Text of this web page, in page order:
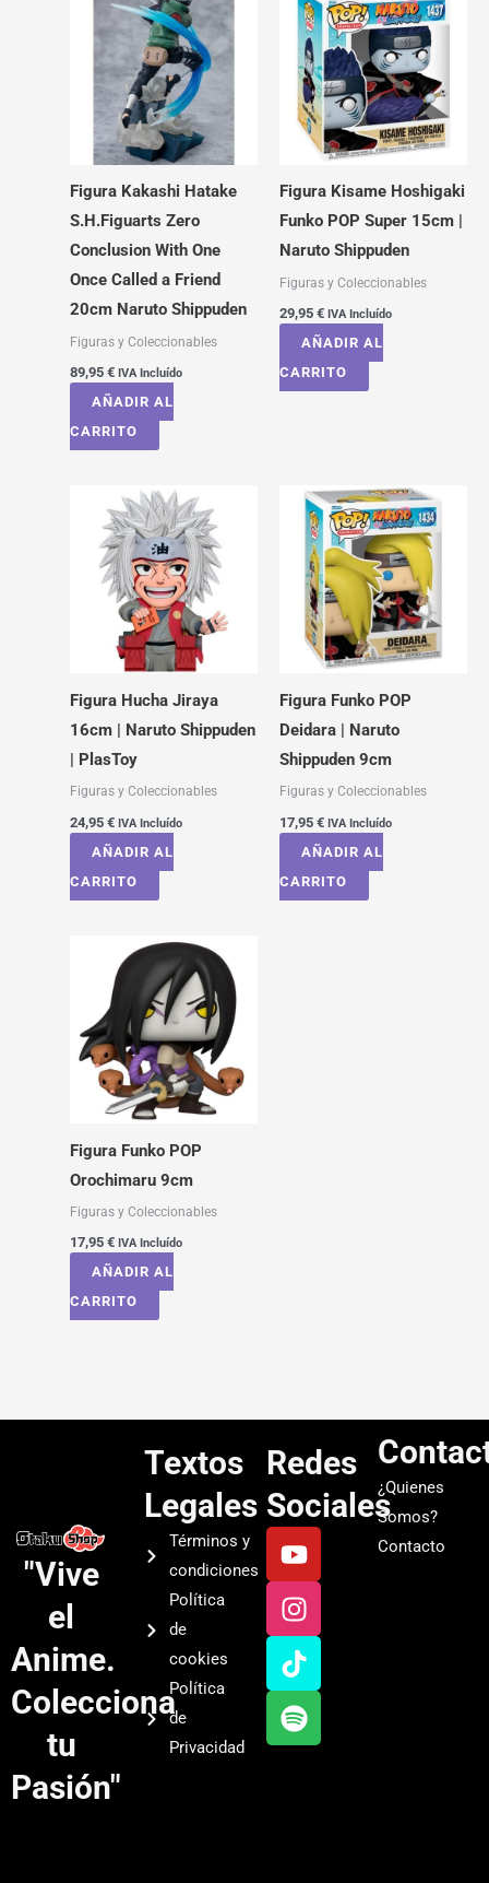
Figura Kakashi Hatake
S.H.Figuarts Zero
Conclusion With One
Once Called a Friend
20cm Naruto Shippuden
Figuras y Coleccionables
89,95 € IVA Incluído
AÑADIR AL
CARRITO
Figura Kisame Hoshigaki
Funko POP Super 15cm |
Naruto Shippuden
Figuras y Coleccionables
29,95 € IVA Incluído
AÑADIR AL
CARRITO
Figura Hucha Jiraya
16cm | Naruto Shippuden
| PlasToy
Figuras y Coleccionables
24,95 € IVA Incluído
AÑADIR AL
CARRITO
Figura Funko POP
Deidara | Naruto
Shippuden 9cm
Figuras y Coleccionables
17,95 € IVA Incluído
AÑADIR AL
CARRITO
Figura Funko POP
Orochimaru 9cm
Figuras y Coleccionables
17,95 € IVA Incluído
AÑADIR AL
CARRITO
"Vive
el
Anime.
Colecciona
tu
Pasión"
Textos
Legales
Términos y
condiciones
Política
de
cookies
Política
de
Privacidad
Redes
Sociales
Y
o
u
t
u
b
e
I
n
s
t
a
g
r
a
T
i
k
t
o
k
S
p
o
t
i
f
y
¿Quienes
Somos?
Contacto